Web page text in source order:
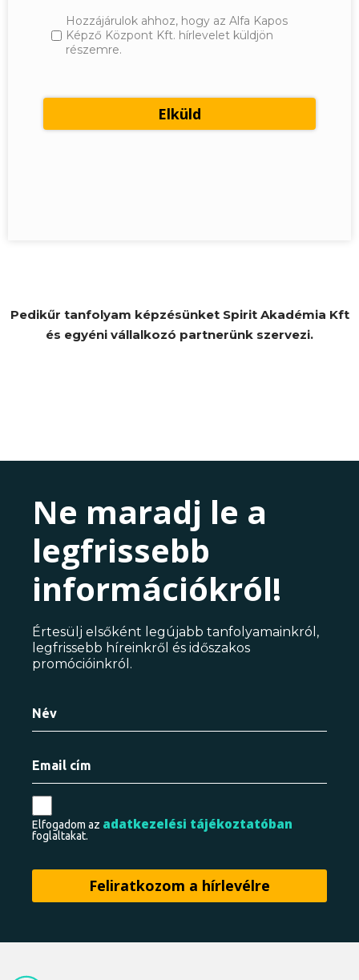
Hozzájárulok ahhoz, hogy az Alfa Kapos
Képző Központ Kft. hírlevelet küldjön
részemre.
Pedikűr tanfolyam képzésünket Spirit Akadémia Kft
és egyéni vállalkozó partnerünk szervezi.
Ne maradj le a
legfrissebb
információkról!
Értesülj elsőként legújabb tanfolyamainkról,
legfrissebb híreinkről és időszakos
promócióinkról.
Elfogadom az adatkezelési tájékoztatóban
foglaltakat.